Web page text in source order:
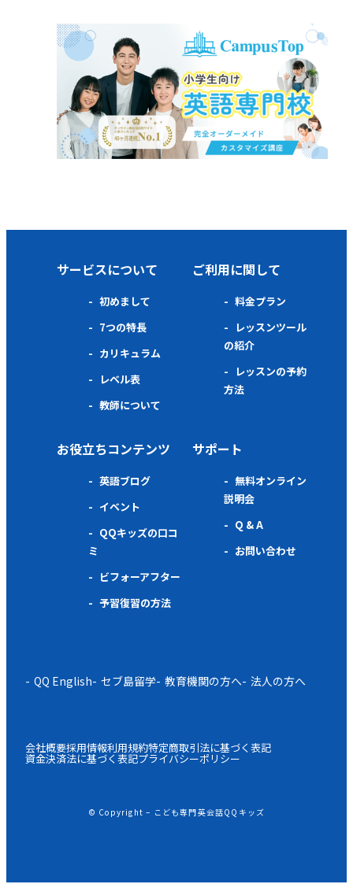
サービスについて
初めまして
7つの特長
カリキュラム
レベル表
教師について
ご利用に関して
料金プラン
レッスンツール
の紹介
レッスンの予約
方法
お役立ちコンテンツ
英語ブログ
イベント
QQキッズの口コ
ミ
ビフォーアフター
予習復習の方法
サポート
無料オンライン
説明会
Q & A
お問い合わせ
QQ English セブ島留学 教育機関の方へ 法人の方へ
会社概要採用情報利用規約特定商取引法に基づく表記
資金決済法に基づく表記プライバシーポリシー
© Copyright – こども専門英会話QQキッズ